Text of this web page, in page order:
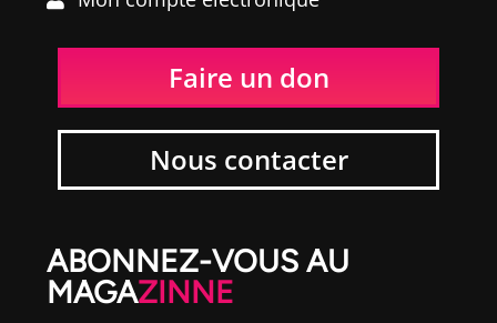
Faire un don
Nous contacter
ABONNEZ-VOUS AU
MAGAZINNE